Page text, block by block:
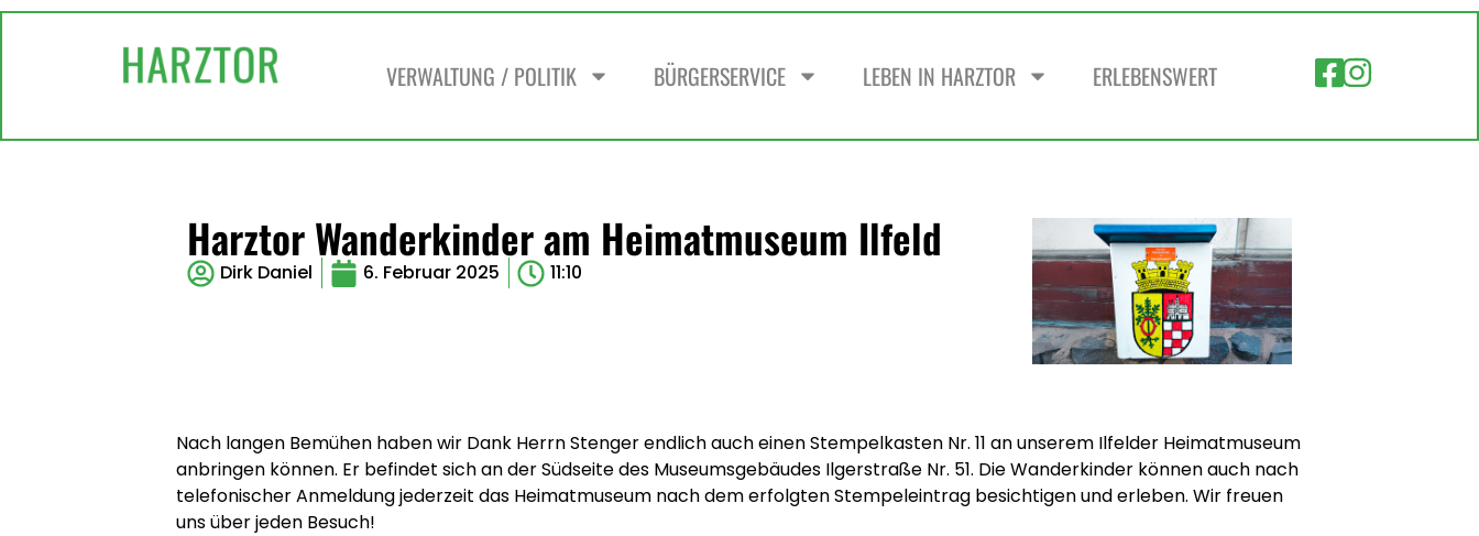
VERWALTUNG / POLITIK BÜRGERSERVICE LEBEN IN HARZTOR ERLEBENSWERT
Harztor Wanderkinder am Heimatmuseum Ilfeld
Dirk Daniel 6. Februar 2025 11:10
Nach langen Bemühen haben wir Dank Herrn Stenger endlich auch einen Stempelkasten Nr. 11 an unserem Ilfelder Heimatmuseum
anbringen können. Er befindet sich an der Südseite des Museumsgebäudes Ilgerstraße Nr. 51. Die Wanderkinder können auch nach
telefonischer Anmeldung jederzeit das Heimatmuseum nach dem erfolgten Stempeleintrag besichtigen und erleben. Wir freuen
uns über jeden Besuch!